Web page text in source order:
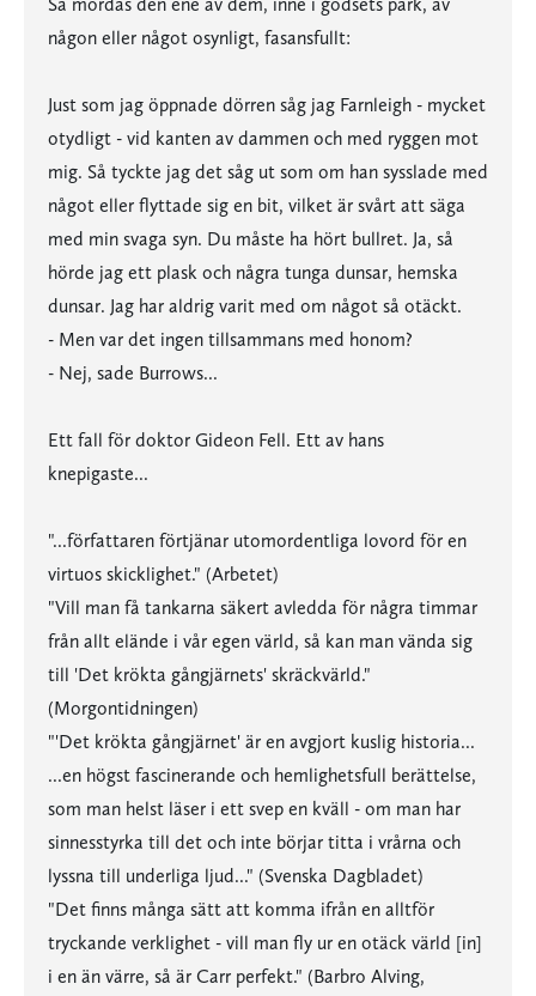
någon eller något osynligt, fasansfullt:
Just som jag öppnade dörren såg jag Farnleigh - mycket
otydligt - vid kanten av dammen och med ryggen mot
mig. Så tyckte jag det såg ut som om han sysslade med
något eller flyttade sig en bit, vilket är svårt att säga
med min svaga syn. Du måste ha hört bullret. Ja, så
hörde jag ett plask och några tunga dunsar, hemska
dunsar. Jag har aldrig varit med om något så otäckt.
- Men var det ingen tillsammans med honom?
- Nej, sade Burrows...
Ett fall för doktor Gideon Fell. Ett av hans
knepigaste...
"...författaren förtjänar utomordentliga lovord för en
virtuos skicklighet." (Arbetet)
"Vill man få tankarna säkert avledda för några timmar
från allt elände i vår egen värld, så kan man vända sig
till 'Det krökta gångjärnets' skräckvärld."
(Morgontidningen)
"'Det krökta gångjärnet' är en avgjort kuslig historia...
...en högst fascinerande och hemlighetsfull berättelse,
som man helst läser i ett svep en kväll - om man har
sinnesstyrka till det och inte börjar titta i vrårna och
lyssna till underliga ljud..." (Svenska Dagbladet)
"Det finns många sätt att komma ifrån en alltför
tryckande verklighet - vill man fly ur en otäck värld [in]
i en än värre, så är Carr perfekt." (Barbro Alving,